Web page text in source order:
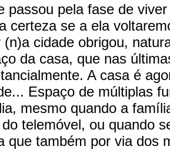
passou pela fase de
certeza se a ela
(n)a cidade obrigou,
da casa, que nas
A casa é
Espaço de múltiplas
mesmo quando a
telemóvel, ou quando
que também por via dos